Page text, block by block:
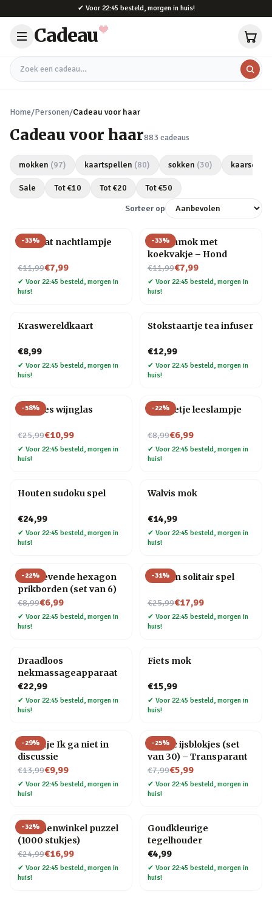
✔ Voor 22:45 besteld, morgen in huis!
Cadeau
Zoek een cadeau
Home/Personen/Cadeau voor haar
Cadeau voor haar883 cadeaus
mokken (97) kaartspellen (80) sokken (30) kaarsen
Sale Tot €10 Tot €20 Tot €50
Sorteer op
-33%
Mini kat nachtlampje
€11,99
Nu voor€7,99
✔ Voor 22:45 besteld, morgen in
huis!
-33%
Dierenmok met
koekvakje – Hond
€11,99
Nu voor€7,99
✔ Voor 22:45 besteld, morgen in
huis!
Kraswereldkaart
€8,99
✔ Voor 22:45 besteld, morgen in
huis!
Stokstaartje tea infuser
€12,99
✔ Voor 22:45 besteld, morgen in
huis!
-58%
Wijnfles wijnglas
€25,99
Nu voor€10,99
✔ Voor 22:45 besteld, morgen in
huis!
-22%
Mannetje leeslampje
€8,99
Nu voor€6,99
✔ Voor 22:45 besteld, morgen in
huis!
Houten sudoku spel
€24,99
✔ Voor 22:45 besteld, morgen in
huis!
Walvis mok
€14,99
✔ Voor 22:45 besteld, morgen in
huis!
-22%
Zelfklevende hexagon
prikborden (set van 6)
€8,99
Nu voor€6,99
✔ Voor 22:45 besteld, morgen in
huis!
-31%
Houten solitair spel
€25,99
Nu voor€17,99
✔ Voor 22:45 besteld, morgen in
huis!
Draadloos
nekmassageapparaat
€22,99
✔ Voor 22:45 besteld, morgen in
huis!
Fiets mok
€15,99
✔ Voor 22:45 besteld, morgen in
huis!
-29%
Tegeltje Ik ga niet in
discussie
€13,99
Nu voor€9,99
✔ Voor 22:45 besteld, morgen in
huis!
-25%
Plastic ijsblokjes (set
van 30) – Transparant
€7,99
Nu voor€5,99
✔ Voor 22:45 besteld, morgen in
huis!
-32%
Bloemenwinkel puzzel
(1000 stukjes)
€24,99
Nu voor€16,99
✔ Voor 22:45 besteld, morgen in
huis!
Goudkleurige
tegelhouder
€4,99
✔ Voor 22:45 besteld, morgen in
huis!